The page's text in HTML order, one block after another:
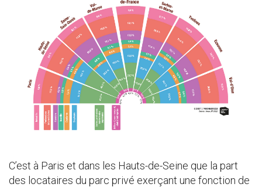
C’est à Paris et dans les Hauts-de-Seine que la part
des locataires du parc privé exerçant une fonction de